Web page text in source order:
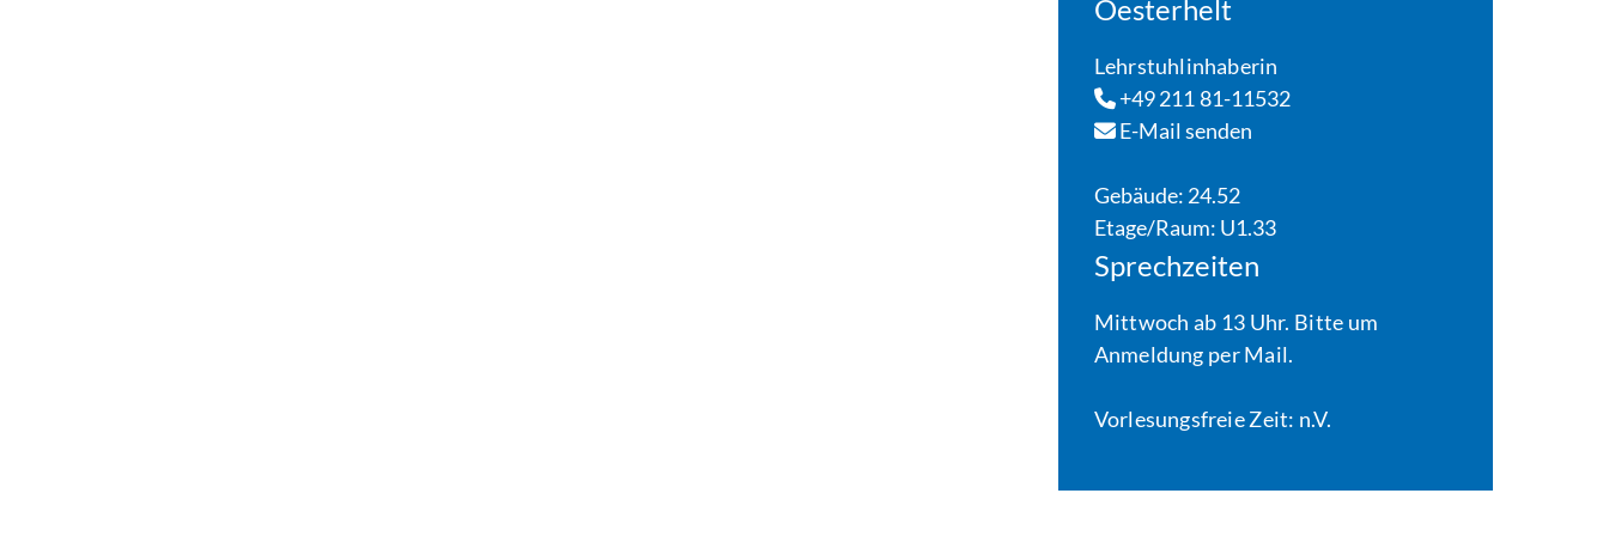
Oesterhelt
Lehrstuhlinhaberin
+49 211 81-11532
E-Mail senden
Gebäude: 24.52
Etage/Raum: U1.33
Sprechzeiten
Mittwoch ab 13 Uhr. Bitte um
Anmeldung per Mail.
Vorlesungsfreie Zeit: n.V.